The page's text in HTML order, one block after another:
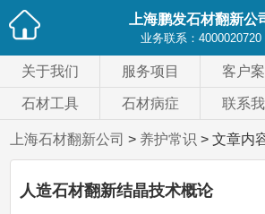
上海鹏发石材翻新公
业务联系： 4000020720
关于我们 服务项目 客户
石材工具 石材病症 联系
上海石材翻新公司 > 养护常识 > 文章内
人造石材翻新结晶技术概论